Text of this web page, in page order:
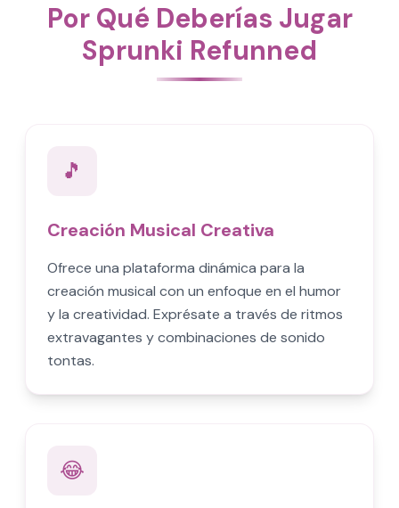
Por Qué Deberías Jugar
Sprunki Refunned
🎵
Creación Musical Creativa
Ofrece una plataforma dinámica para la
creación musical con un enfoque en el humor
y la creatividad. Exprésate a través de ritmos
extravagantes y combinaciones de sonido
tontas.
😂